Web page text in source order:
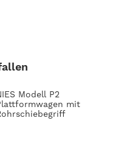
Modell P2
mit